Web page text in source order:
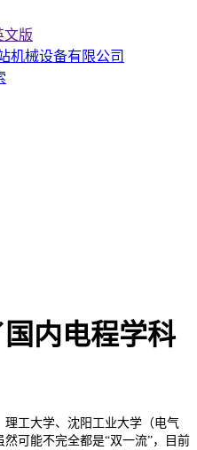
内电程学科
工大学、沈阳工业大学（电气
可能不完全都是“双一流”，目前